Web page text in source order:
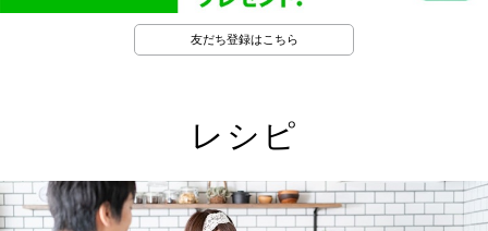
友だち登録はこちら
レシピ